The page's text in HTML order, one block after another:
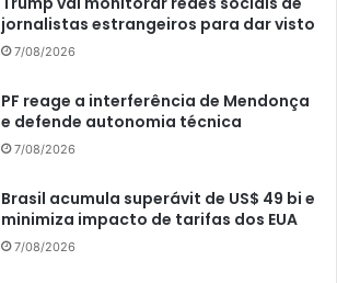
jornalistas estrangeiros para dar visto
7/08/2026
PF reage a interferência de Mendonça
e defende autonomia técnica
7/08/2026
Brasil acumula superávit de US$ 49 bi e
minimiza impacto de tarifas dos EUA
7/08/2026